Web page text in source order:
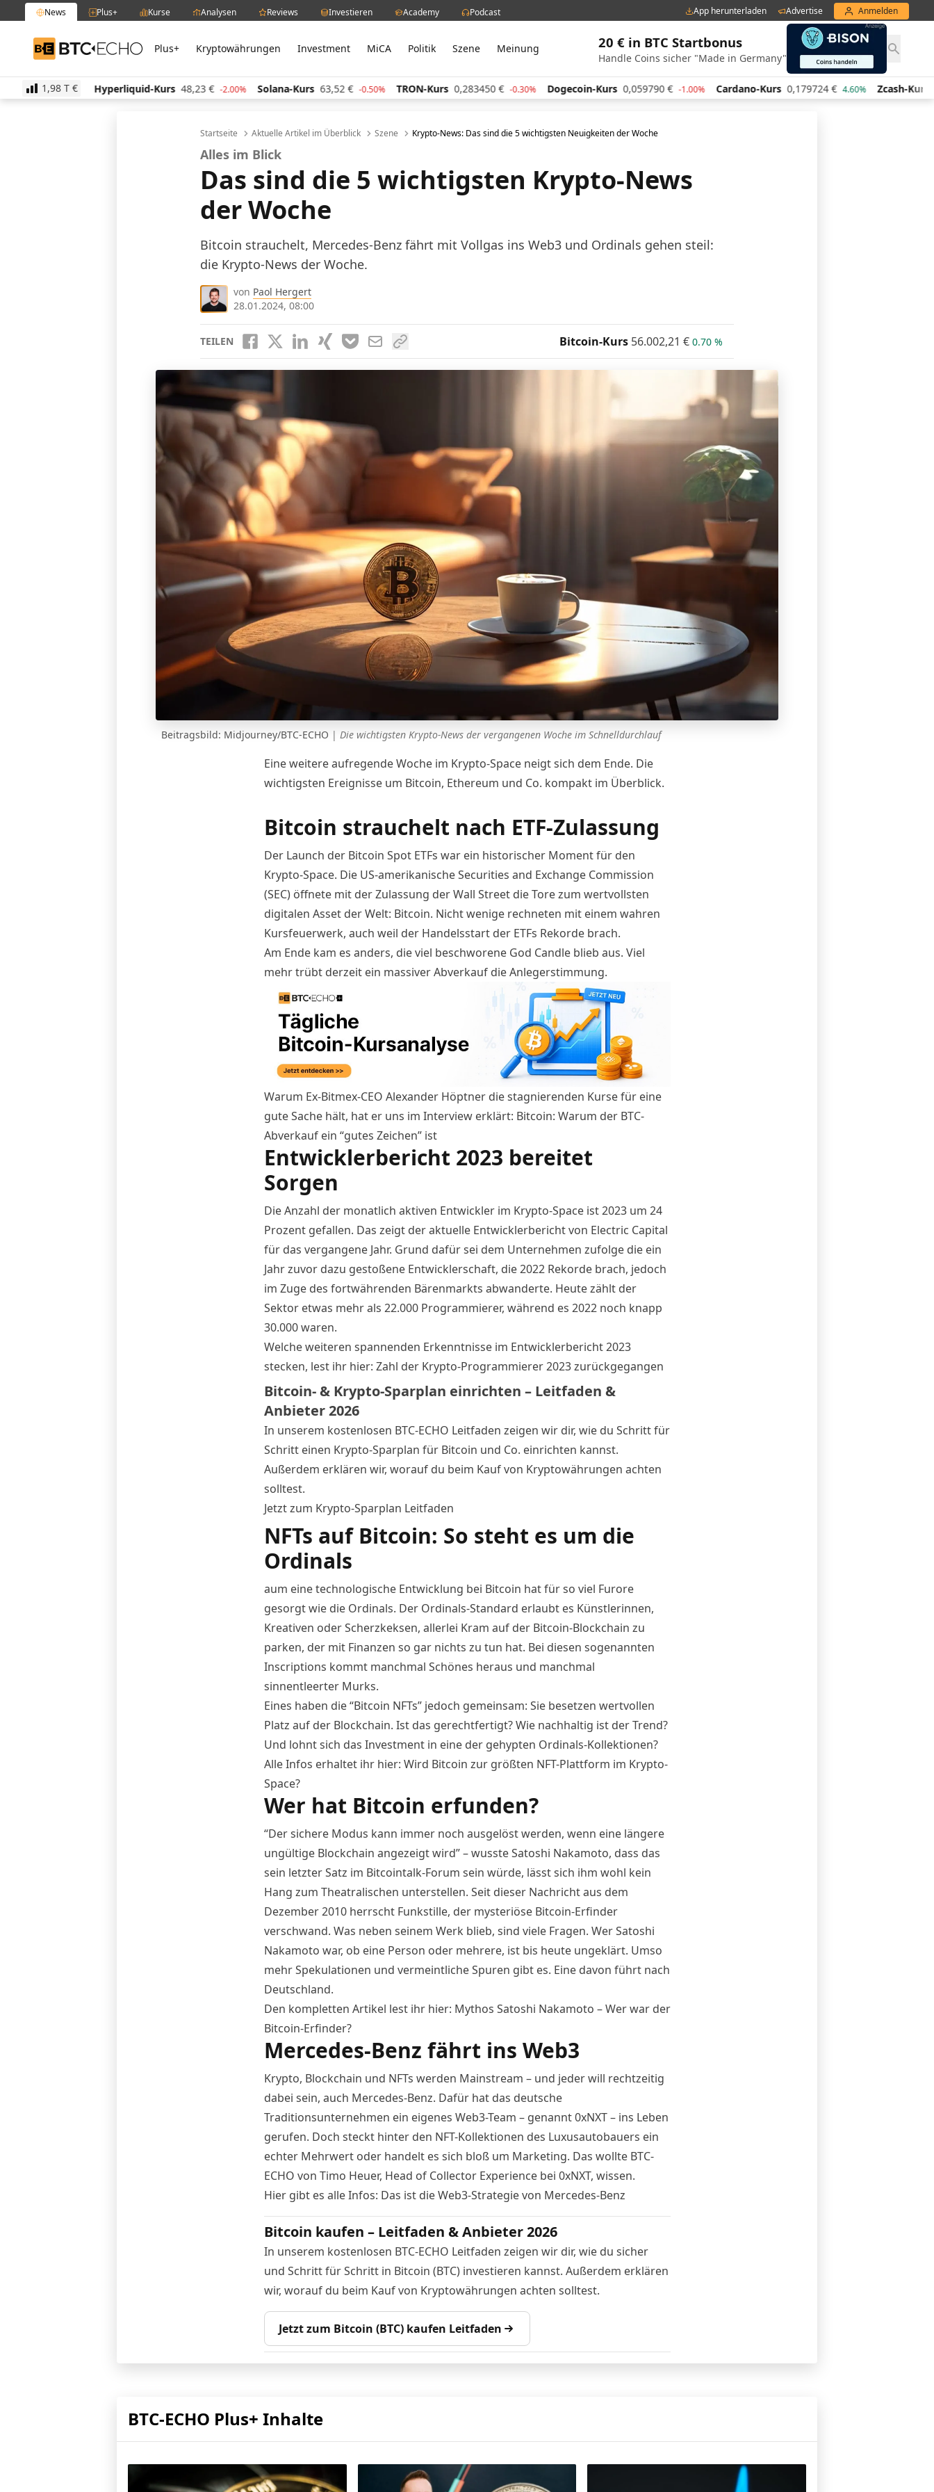
News Plus+ Kurse Analysen Reviews Investieren Academy Podcast App herunterladen Advertise Anmelden
BTC-ECHO Plus+ Kryptowährungen Investment MiCA Politik Szene Meinung 20 € in BTC Startbonus
Handle Coins sicher "Made in Germany"
1,98 T €
Hyperliquid-Kurs 48,23 € -2.00% Solana-Kurs 63,52 € -0.50% TRON-Kurs 0,283450 € -0.30% Dogecoin-Kurs 0,059790 € -1.00% Cardano-Kurs 0,179724 € 4.60% Zcash-Kurs 428,83 € -
Startseite Aktuelle Artikel im Überblick Szene Krypto-News: Das sind die 5 wichtigsten Neuigkeiten der Woche
Alles im Blick
Das sind die 5 wichtigsten Krypto-News
der Woche
Bitcoin strauchelt, Mercedes-Benz fährt mit Vollgas ins Web3 und Ordinals gehen steil:
die Krypto-News der Woche.
von Paol Hergert
28.01.2024, 08:00
TEILEN Bitcoin-Kurs 56.002,21 € 0.70 %
Beitragsbild: Midjourney/BTC-ECHO | Die wichtigsten Krypto-News der vergangenen Woche im Schnelldurchlauf
Eine weitere aufregende Woche im Krypto-Space neigt sich dem Ende. Die
wichtigsten Ereignisse um Bitcoin, Ethereum und Co. kompakt im Überblick.
Bitcoin strauchelt nach ETF-Zulassung
Der Launch der Bitcoin Spot ETFs war ein historischer Moment für den
Krypto-Space. Die US-amerikanische Securities and Exchange Commission
(SEC) öffnete mit der Zulassung der Wall Street die Tore zum wertvollsten
digitalen Asset der Welt: Bitcoin. Nicht wenige rechneten mit einem wahren
Kursfeuerwerk, auch weil der Handelsstart der ETFs Rekorde brach.
Am Ende kam es anders, die viel beschworene God Candle blieb aus. Viel
mehr trübt derzeit ein massiver Abverkauf die Anlegerstimmung.
Warum Ex-Bitmex-CEO Alexander Höptner die stagnierenden Kurse für eine
gute Sache hält, hat er uns im Interview erklärt: Bitcoin: Warum der BTC-
Abverkauf ein “gutes Zeichen” ist
Entwicklerbericht 2023 bereitet
Sorgen
Die Anzahl der monatlich aktiven Entwickler im Krypto-Space ist 2023 um 24
Prozent gefallen. Das zeigt der aktuelle Entwicklerbericht von Electric Capital
für das vergangene Jahr. Grund dafür sei dem Unternehmen zufolge die ein
Jahr zuvor dazu gestoßene Entwicklerschaft, die 2022 Rekorde brach, jedoch
im Zuge des fortwährenden Bärenmarkts abwanderte. Heute zählt der
Sektor etwas mehr als 22.000 Programmierer, während es 2022 noch knapp
30.000 waren.
Welche weiteren spannenden Erkenntnisse im Entwicklerbericht 2023
stecken, lest ihr hier: Zahl der Krypto-Programmierer 2023 zurückgegangen
Bitcoin- & Krypto-Sparplan einrichten – Leitfaden &
Anbieter 2026
In unserem kostenlosen BTC-ECHO Leitfaden zeigen wir dir, wie du Schritt für
Schritt einen Krypto-Sparplan für Bitcoin und Co. einrichten kannst.
Außerdem erklären wir, worauf du beim Kauf von Kryptowährungen achten
solltest.
Jetzt zum Krypto-Sparplan Leitfaden
NFTs auf Bitcoin: So steht es um die
Ordinals
aum eine technologische Entwicklung bei Bitcoin hat für so viel Furore
gesorgt wie die Ordinals. Der Ordinals-Standard erlaubt es Künstlerinnen,
Kreativen oder Scherzkeksen, allerlei Kram auf der Bitcoin-Blockchain zu
parken, der mit Finanzen so gar nichts zu tun hat. Bei diesen sogenannten
Inscriptions kommt manchmal Schönes heraus und manchmal
sinnentleerter Murks.
Eines haben die “Bitcoin NFTs” jedoch gemeinsam: Sie besetzen wertvollen
Platz auf der Blockchain. Ist das gerechtfertigt? Wie nachhaltig ist der Trend?
Und lohnt sich das Investment in eine der gehypten Ordinals-Kollektionen?
Alle Infos erhaltet ihr hier: Wird Bitcoin zur größten NFT-Plattform im Krypto-
Space?
Wer hat Bitcoin erfunden?
“Der sichere Modus kann immer noch ausgelöst werden, wenn eine längere
ungültige Blockchain angezeigt wird” – wusste Satoshi Nakamoto, dass das
sein letzter Satz im Bitcointalk-Forum sein würde, lässt sich ihm wohl kein
Hang zum Theatralischen unterstellen. Seit dieser Nachricht aus dem
Dezember 2010 herrscht Funkstille, der mysteriöse Bitcoin-Erfinder
verschwand. Was neben seinem Werk blieb, sind viele Fragen. Wer Satoshi
Nakamoto war, ob eine Person oder mehrere, ist bis heute ungeklärt. Umso
mehr Spekulationen und vermeintliche Spuren gibt es. Eine davon führt nach
Deutschland.
Den kompletten Artikel lest ihr hier: Mythos Satoshi Nakamoto – Wer war der
Bitcoin-Erfinder?
Mercedes-Benz fährt ins Web3
Krypto, Blockchain und NFTs werden Mainstream – und jeder will rechtzeitig
dabei sein, auch Mercedes-Benz. Dafür hat das deutsche
Traditionsunternehmen ein eigenes Web3-Team – genannt 0xNXT – ins Leben
gerufen. Doch steckt hinter den NFT-Kollektionen des Luxusautobauers ein
echter Mehrwert oder handelt es sich bloß um Marketing. Das wollte BTC-
ECHO von Timo Heuer, Head of Collector Experience bei 0xNXT, wissen.
Hier gibt es alle Infos: Das ist die Web3-Strategie von Mercedes-Benz
Bitcoin kaufen – Leitfaden & Anbieter 2026
In unserem kostenlosen BTC-ECHO Leitfaden zeigen wir dir, wie du sicher
und Schritt für Schritt in Bitcoin (BTC) investieren kannst. Außerdem erklären
wir, worauf du beim Kauf von Kryptowährungen achten solltest.
Jetzt zum Bitcoin (BTC) kaufen Leitfaden
BTC-ECHO Plus+ Inhalte